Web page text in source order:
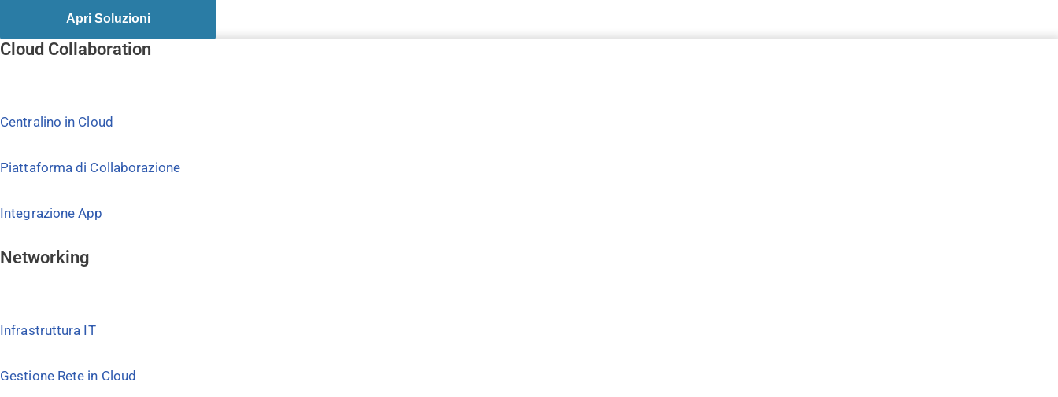
Apri Soluzioni
Cloud Collaboration
Centralino in Cloud
Piattaforma di Collaborazione
Integrazione App
Networking
Infrastruttura IT
Gestione Rete in Cloud